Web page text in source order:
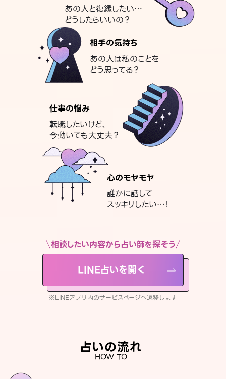
あの人と復縁したい…
どうしたらいいの？
相手の気持ち
あの人は私のことを
どう思ってる？
仕事の悩み
転職したいけど、
今動いても大丈夫？
心のモヤモヤ
誰かに話して
スッキリしたい…！
相談したい内容から占い師を探そう
LINE占いを開く
※LINEアプリ内のサービスページへ遷移します
占いの流れ
HOW TO